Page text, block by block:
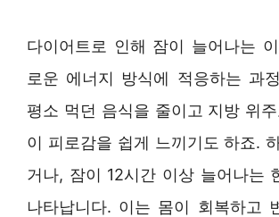
다이어트로 인해 잠이 늘어나는
로운 에너지 방식에 적응하는 과
평소 먹던 음식을 줄이고 지방 위
이 피로감을 쉽게 느끼기도 하죠.
거나, 잠이 12시간 이상 늘어나는
나타납니다. 이는 몸이 회복하고